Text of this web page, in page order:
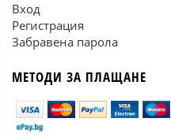
Вход
Регистрация
Забравена парола
МЕТОДИ ЗА ПЛАЩАНЕ